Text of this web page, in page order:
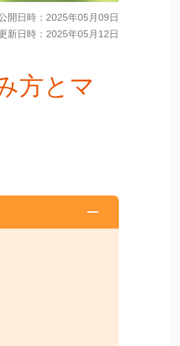
開日時： 2025年05月09日
新日時： 2025年05月12日
方とマ